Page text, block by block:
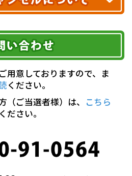
マト運輸
可能時間帯
～16時
16～18時
～21時 指定なし
換(現金のみ)
満…330円(税込)
込(前払い)
カ）ディースタイル
件）や、お客様にご負担い
す。
詳しくはこちら▶
用意しておりますので、ま
ください。
（ご当選者様）は、 こちら
ください。